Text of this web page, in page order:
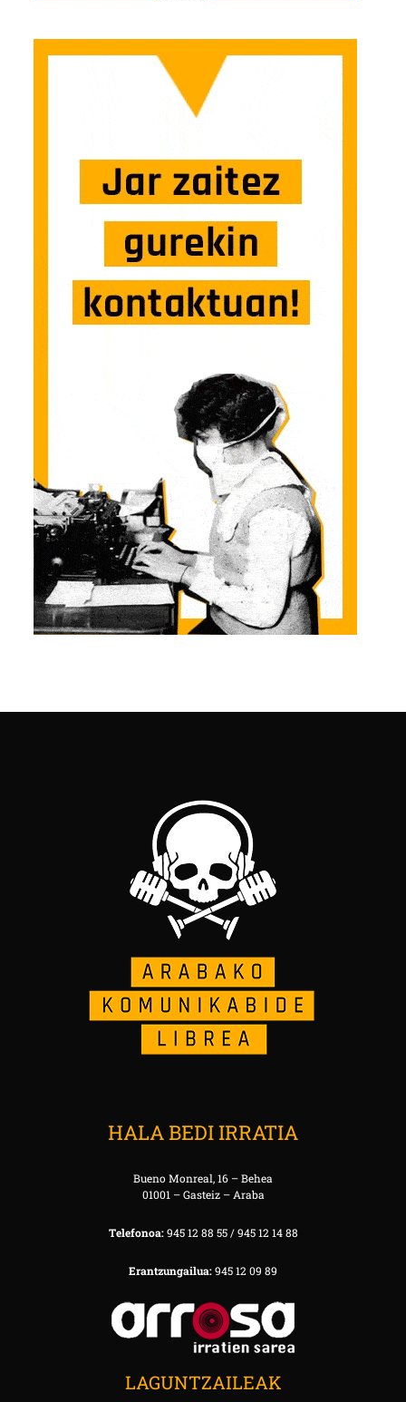
HALA BEDI IRRATIA
Bueno Monreal, 16 – Behea
01001 – Gasteiz – Araba
Telefonoa:945 12 88 55 / 945 12 14 88
Erantzungailua:945 12 09 89
LAGUNTZAILEAK